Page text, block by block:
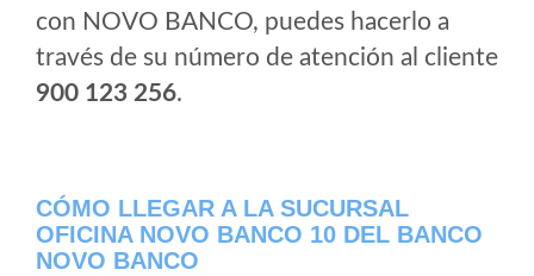
con NOVO BANCO, puedes hacerlo a
través de su número de atención al cliente
900 123 256.
CÓMO LLEGAR A LA SUCURSAL
OFICINA NOVO BANCO 10 DEL BANCO
NOVO BANCO